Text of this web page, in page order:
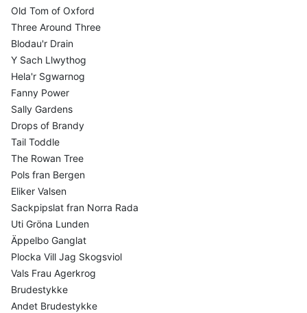
Old Tom of Oxford
Three Around Three
Blodau'r Drain
Y Sach Llwythog
Hela'r Sgwarnog
Fanny Power
Sally Gardens
Drops of Brandy
Tail Toddle
The Rowan Tree
Pols fran Bergen
Eliker Valsen
Sackpipslat fran Norra Rada
Uti Gröna Lunden
Äppelbo Ganglat
Plocka Vill Jag Skogsviol
Vals Frau Agerkrog
Brudestykke
Andet Brudestykke